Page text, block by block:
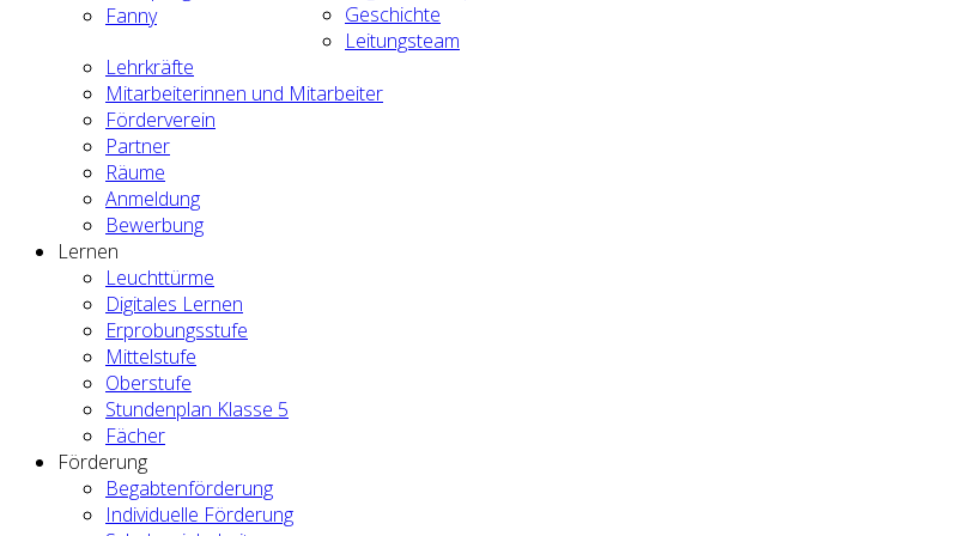
Fanny
Geschichte
Leitungsteam
Lehrkräfte
Mitarbeiterinnen und Mitarbeiter
Förderverein
Partner
Räume
Anmeldung
Bewerbung
Lernen
Leuchttürme
Digitales Lernen
Erprobungsstufe
Mittelstufe
Oberstufe
Stundenplan Klasse 5
Fächer
Förderung
Begabtenförderung
Individuelle Förderung